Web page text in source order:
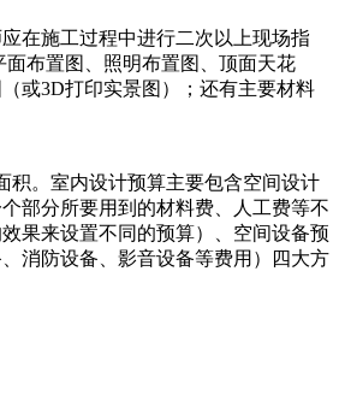
在施工过程中进行二次以上现场指
布置图、照明布置图、顶面天花
或3D打印实景图）；还有主要材料
积。室内设计预算主要包含空间设计
部分所要用到的材料费、人工费等不
果来设置不同的预算）、空间设备预
消防设备、影音设备等费用）四大方